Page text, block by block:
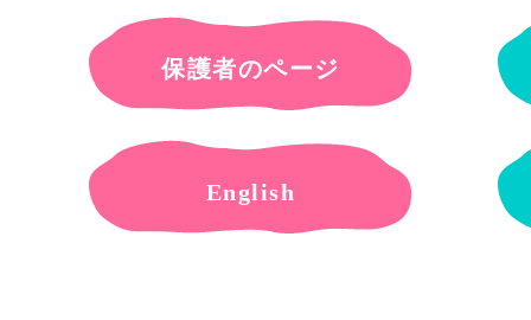
保護者のページ
English